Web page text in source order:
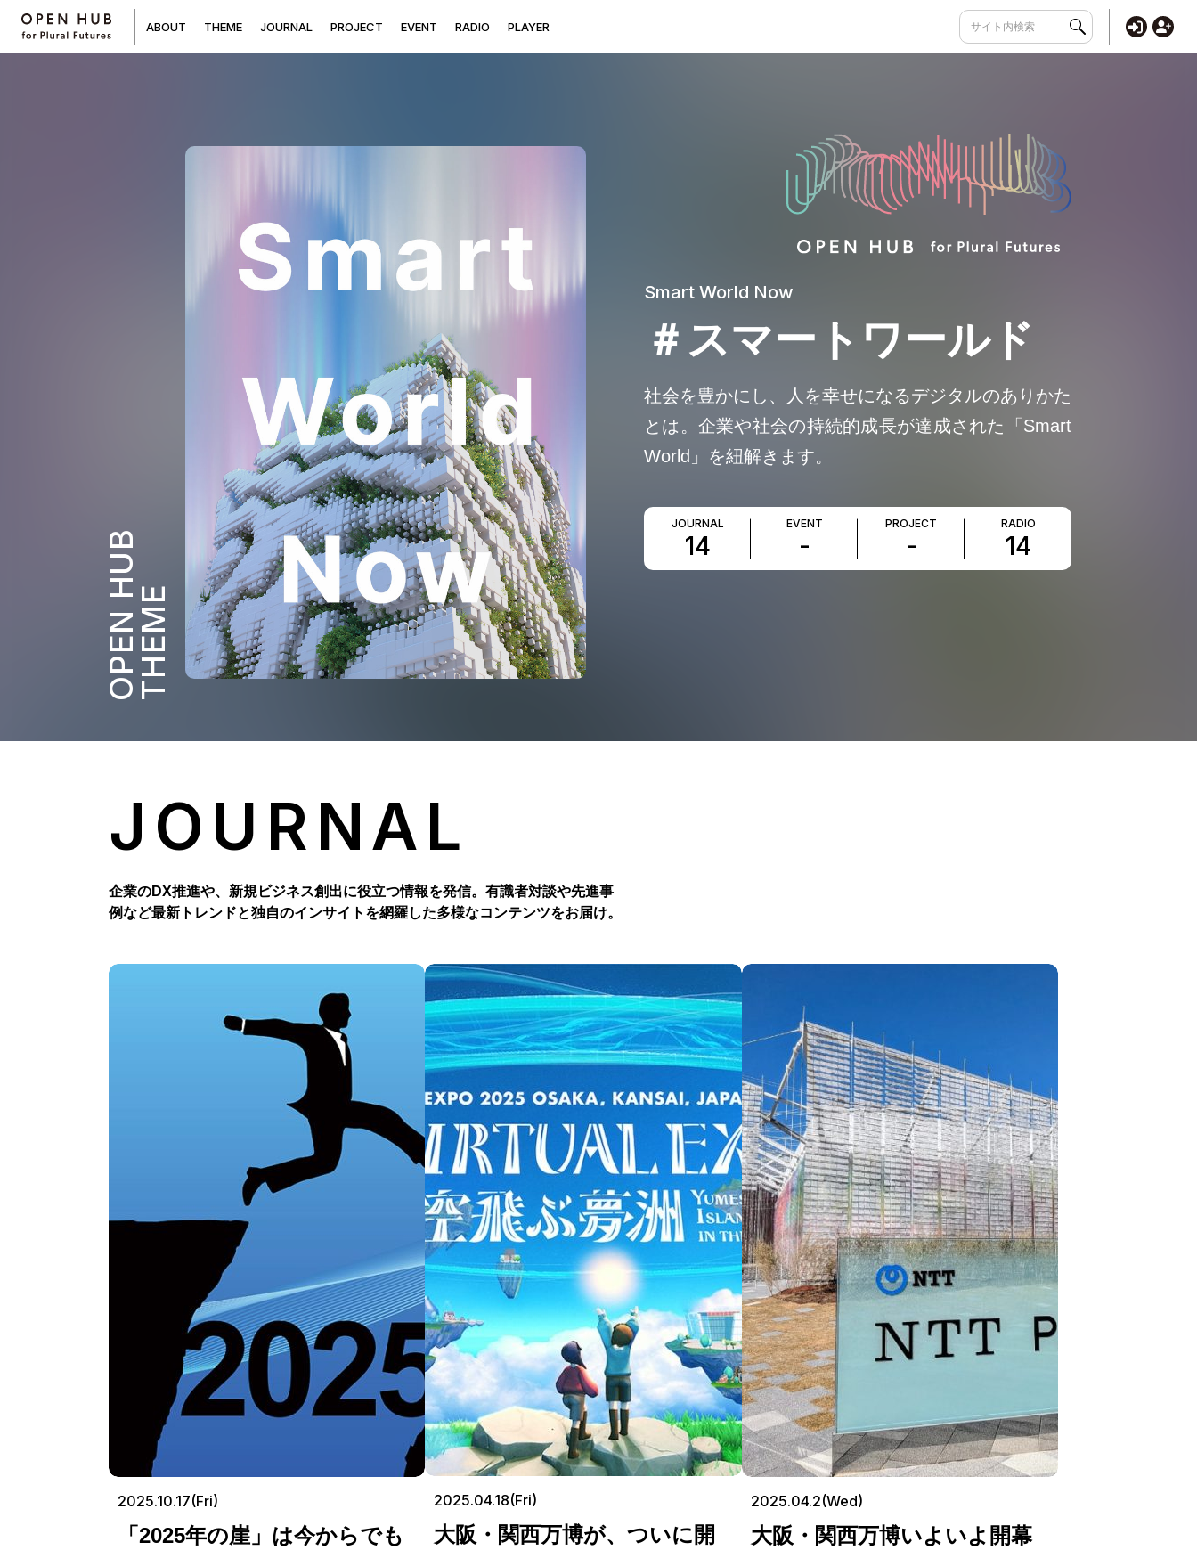
ABOUT THEME JOURNAL PROJECT EVENT RADIO PLAYER
OPEN HUBTHEME
Smart World Now
＃スマートワールド
社会を豊かにし、人を幸せになるデジタルのありかた
とは。企業や社会の持続的成長が達成された「Smart
World」を紐解きます。
JOURNAL
14
EVENT
-
PROJECT
-
RADIO
14
JOURNAL
企業のDX推進や、新規ビジネス創出に役立つ情報を発信。有識者対談や先進事
例など最新トレンドと独自のインサイトを網羅した多様なコンテンツをお届け。
2025.10.17(Fri)
「2025年の崖」は今からでも
2025.04.18(Fri)
大阪・関西万博が、ついに開
2025.04.2(Wed)
大阪・関西万博いよいよ開幕